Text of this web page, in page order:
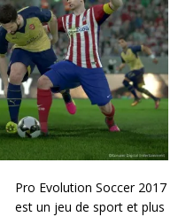
Pro Evolution Soccer 2017
est un jeu de sport et plus